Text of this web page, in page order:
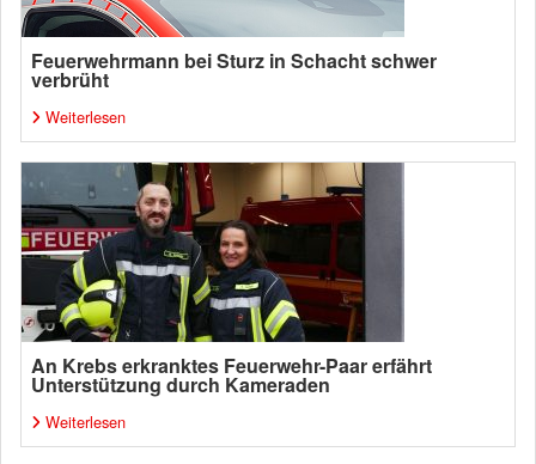
Feuerwehrmann bei Sturz in Schacht schwer
verbrüht
Weiterlesen
An Krebs erkranktes Feuerwehr-Paar erfährt
Unterstützung durch Kameraden
Weiterlesen